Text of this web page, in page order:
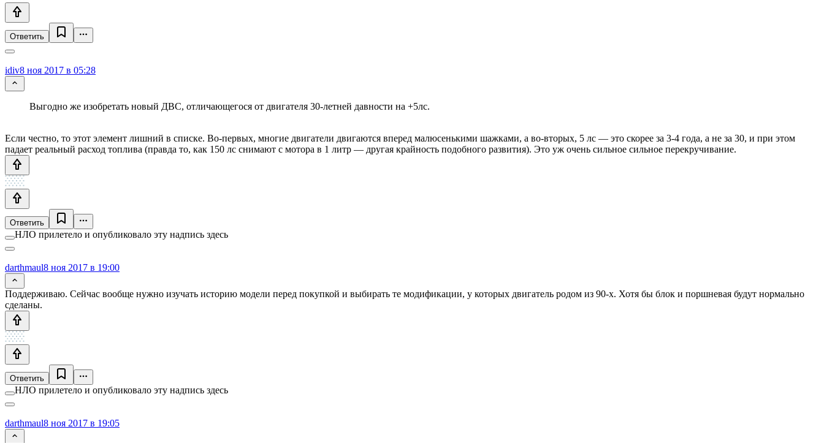
Ответить
idiv8 ноя 2017 в 05:28
Выгодно же изобретать новый ДВС, отличающегося от двигателя 30-летней давности на +5лс.
Если честно, то этот элемент лишний в списке. Во-первых, многие двигатели двигаются вперед малюсенькими шажками, а во-вторых, 5 лс — это скорее за 3-4 года, а не за 30, и при этом
падает реальный расход топлива (правда то, как 150 лс снимают с мотора в 1 литр — другая крайность подобного развития). Это уж очень сильное сильное перекручивание.
Ответить
НЛО прилетело и опубликовало эту надпись здесь
darthmaul8 ноя 2017 в 19:00
Поддерживаю. Сейчас вообще нужно изучать историю модели перед покупкой и выбирать те модификации, у которых двигатель родом из 90-х. Хотя бы блок и поршневая будут нормально
сделаны.
Ответить
НЛО прилетело и опубликовало эту надпись здесь
darthmaul8 ноя 2017 в 19:05